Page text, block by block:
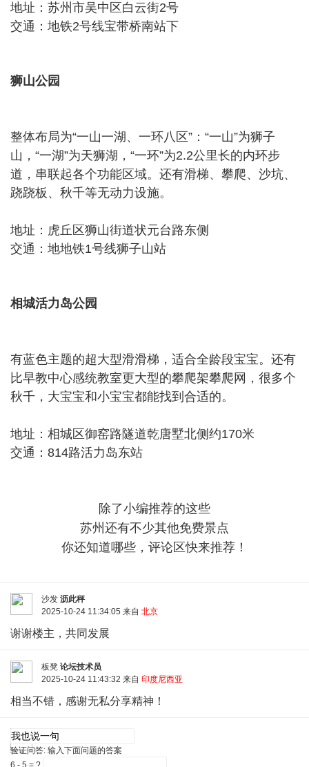
地址：苏州市吴中区白云街2号
交通：地铁2号线宝带桥南站下
狮山公园
整体布局为“一山一湖、一环八区”：“一山”为狮子
山，“一湖”为天狮湖，“一环”为2.2公里长的内环步
道，串联起各个功能区域。还有滑梯、攀爬、沙坑、
跷跷板、秋千等无动力设施。
地址：虎丘区狮山街道状元台路东侧
交通：地地铁1号线狮子山站
相城活力岛公园
有蓝色主题的超大型滑滑梯，适合全龄段宝宝。还有
比早教中心感统教室更大型的攀爬架攀爬网，很多个
秋千，大宝宝和小宝宝都能找到合适的。
地址：相城区御窑路隧道乾唐墅北侧约170米
交通：814路活力岛东站
除了小编推荐的这些
苏州还有不少其他免费景点
你还知道哪些，评论区快来推荐！
沙发 沥此秤
2025-10-24 11:34:05 来自 北京
谢谢楼主，共同发展
板凳 论坛技术员
2025-10-24 11:43:32 来自 印度尼西亚
相当不错，感谢无私分享精神！
验证问答: 输入下面问题的答案